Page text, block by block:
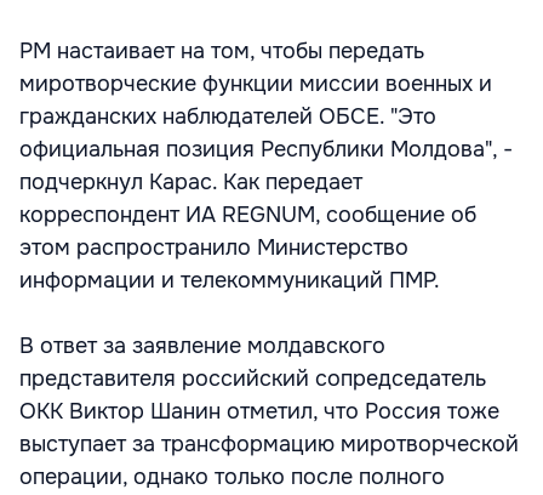
РМ настаивает на том, чтобы передать
миротворческие функции миссии военных и
гражданских наблюдателей ОБСЕ. "Это
официальная позиция Республики Молдова", -
подчеркнул Карас. Как передает
корреспондент ИА REGNUM, сообщение об
этом распространило Министерство
информации и телекоммуникаций ПМР.
В ответ за заявление молдавского
представителя российский сопредседатель
ОКК Виктор Шанин отметил, что Россия тоже
выступает за трансформацию миротворческой
операции, однако только после полного